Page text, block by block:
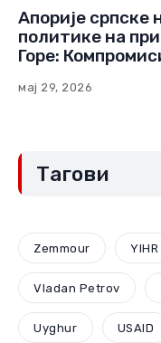
Апорије српске
политике на
Горе:
мај 29, 2026
Тагови
Zemmour YIHR
Vladan Petrov
Uyghur USAID